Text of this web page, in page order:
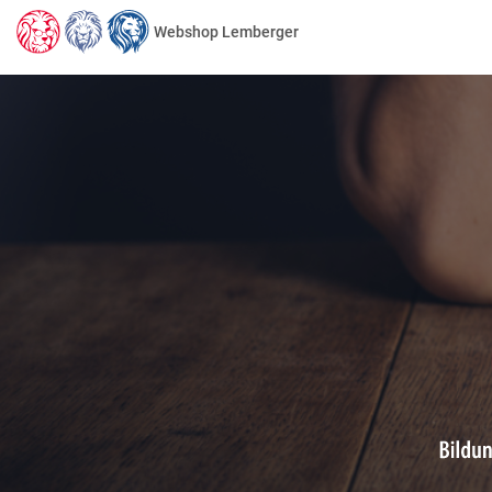
Webshop Lemberger